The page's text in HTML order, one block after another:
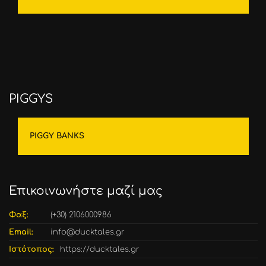
PIGGYS
PIGGY BANKS
Επικοινωνήστε μαζί μας
Φαξ: (+30) 2106000986
Email: info@ducktales.gr
Ιστότοπος: https://ducktales.gr